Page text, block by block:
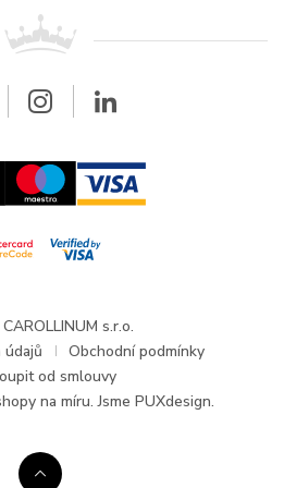
s.r.o.
údajů
Obchodní podmínky
od smlouvy
na míru. Jsme PUXdesign.